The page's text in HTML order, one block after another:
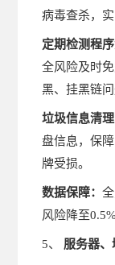
病毒查杀，
定期检测程
全风险及时
黑、挂黑链问
垃圾信息清理
盘信息，保
牌受损。
数据保障：
风险降至
5、 服务器